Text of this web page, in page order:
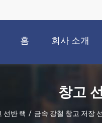
홈 회사 소개
창고
선반 랙 / 금속 강철 창고 저장